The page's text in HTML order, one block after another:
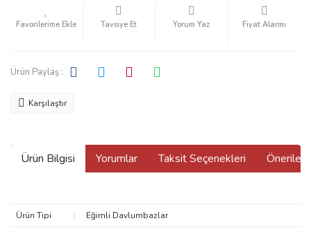
Tavsiye Et Yorum Yaz Fiyat Alarmı
Ürün Paylaş :
Karşılaştır
Ürün Bilgisi Yorumlar Taksit Seçenekleri
Ürün Tipi : Eğimli Davlumbazlar